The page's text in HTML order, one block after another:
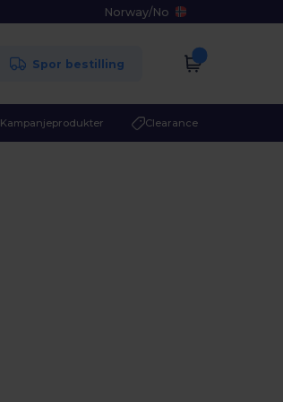
Norway/No
Spor bestilling
Kampanjeprodukter Clearance